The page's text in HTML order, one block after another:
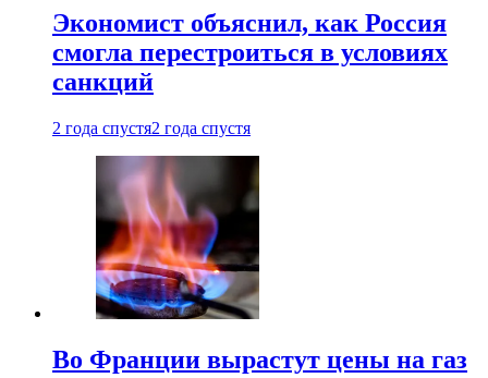
Экономист объяснил, как Россия
смогла перестроиться в условиях
санкций
2 года спустя2 года спустя
Во Франции вырастут цены на газ